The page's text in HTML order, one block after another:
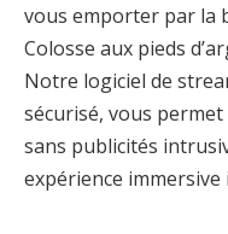
vous emporter par la
Colosse aux pieds
Notre logiciel de
sécurisé, vous
sans publicités
expérience immersive